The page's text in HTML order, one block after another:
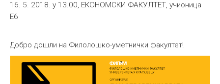
16. 5. 2018. у 13.00, ЕКОНОМСКИ ФАКУЛТЕТ, учионица
E6
Добро дошли на Филолошко-уметнички факултет!